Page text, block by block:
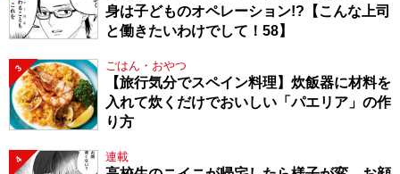
身は子どものオペレーション!?【こんな上司
と働きたいわけでして！58】
3 ごはん・おやつ
【旅行気分でスペイン料理】炊飯器に材料を
入れて炊くだけでおいしい「パエリア」の作
り方
4 連載